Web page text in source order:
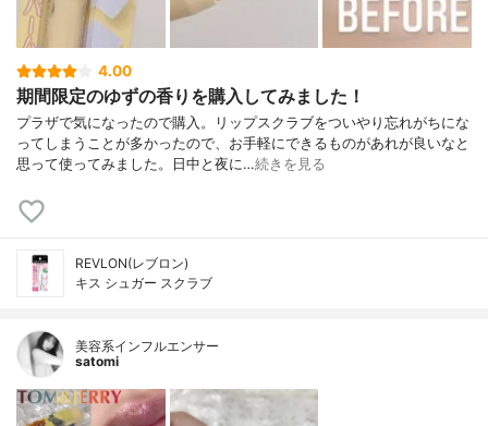
4.00
期間限定のゆずの香りを購入してみました！
プラザで気になったので購入。リップスクラブをついやり忘れがちにな
ってしまうことが多かったので、お手軽にできるものがあれが良いなと
思って使ってみました。日中と夜に…続きを見る
REVLON(レブロン)
キス シュガー スクラブ
美容系インフルエンサー
satomi